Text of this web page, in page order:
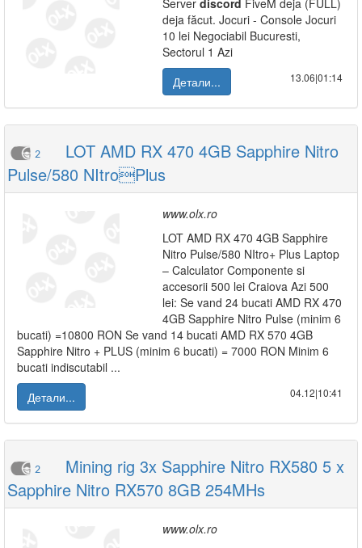
Server discord FiveM deja (FULL)
deja făcut. Jocuri - Console Jocuri
10 lei Negociabil Bucuresti,
Sectorul 1 Azi
Детали...
13.06|01:14
2
LOT AMD RX 470 4GB Sapphire Nitro
Pulse/580 NItroPlus
www.olx.ro
LOT AMD RX 470 4GB Sapphire
Nitro Pulse/580 NItro+ Plus Laptop
– Calculator Componente si
accesorii 500 lei Craiova Azi 500
lei: Se vand 24 bucati AMD RX 470
4GB Sapphire Nitro Pulse (minim 6
bucati) =10800 RON Se vand 14 bucati AMD RX 570 4GB
Sapphire Nitro + PLUS (minim 6 bucati) = 7000 RON Minim 6
bucati indiscutabil ...
Детали...
04.12|10:41
2
Mining rig 3x Sapphire Nitro RX580 5 x
Sapphire Nitro RX570 8GB 254MHs
www.olx.ro